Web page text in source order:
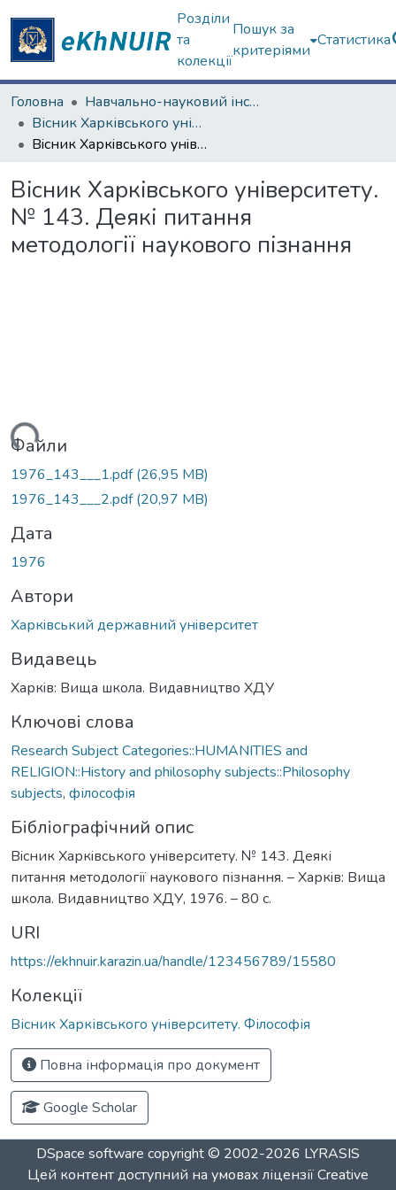
Розділи
та
колекції
Пошук за
критеріями
Статистика
Головна
Навчально-науковий інститут філософії, культурології, політології
Вісник Харківського університету. Філософія
Вiсник Харкiвського унiверситету. № 143. Деякі питання методології наукового пізнання
Вiсник Харкiвського унiверситету.
№ 143. Деякі питання
методології наукового пізнання
Файли
1976_143___1.pdf(26,95 MB)
1976_143___2.pdf(20,97 MB)
Дата
1976
Автори
Харкiвський державний унiверситет
Видавець
Харкiв: Вища школа. Видавництво ХДУ
Ключові слова
Research Subject Categories::HUMANITIES and
RELIGION::History and philosophy subjects::Philosophy
subjects, філософія
Бібліографічний опис
Вiсник Харкiвського унiверситету. № 143. Деякі
питання методології наукового пізнання. – Харкiв: Вища
школа. Видавництво ХДУ, 1976. – 80 с.
URI
https://ekhnuir.karazin.ua/handle/123456789/15580
Колекції
Вісник Харківського університету. Філософія
Повна інформація про документ
Google Scholar
DSpace software copyright © 2002-2026 LYRASIS
Цей контент доступний на умовах ліцензіїCreative